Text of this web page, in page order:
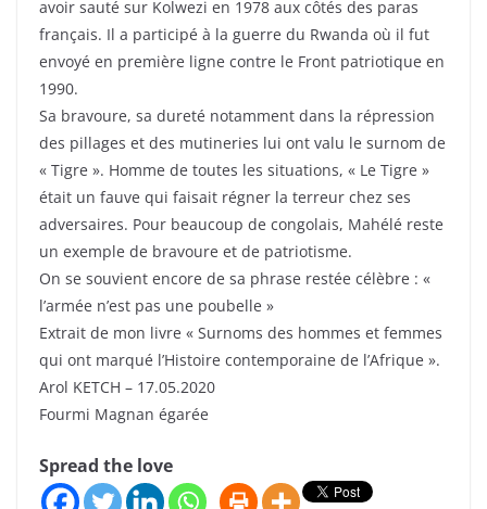
avoir sauté sur Kolwezi en 1978 aux côtés des paras
français. Il a participé à la guerre du Rwanda où il fut
envoyé en première ligne contre le Front patriotique en
1990.
Sa bravoure, sa dureté notamment dans la répression
des pillages et des mutineries lui ont valu le surnom de
« Tigre ». Homme de toutes les situations, « Le Tigre »
était un fauve qui faisait régner la terreur chez ses
adversaires. Pour beaucoup de congolais, Mahélé reste
un exemple de bravoure et de patriotisme.
On se souvient encore de sa phrase restée célèbre : «
l’armée n’est pas une poubelle »
Extrait de mon livre « Surnoms des hommes et femmes
qui ont marqué l’Histoire contemporaine de l’Afrique ».
Arol KETCH – 17.05.2020
Fourmi Magnan égarée
Spread the love